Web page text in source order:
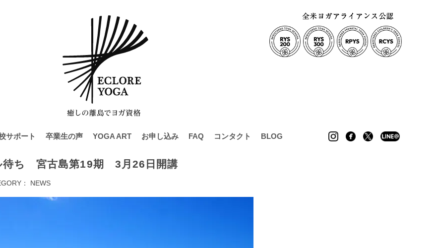
待ち 宮古島第19期 3月26日開講
： NEWS
サポート 卒業生の声 YOGA ART お申し込み FAQ コンタクト BLOG